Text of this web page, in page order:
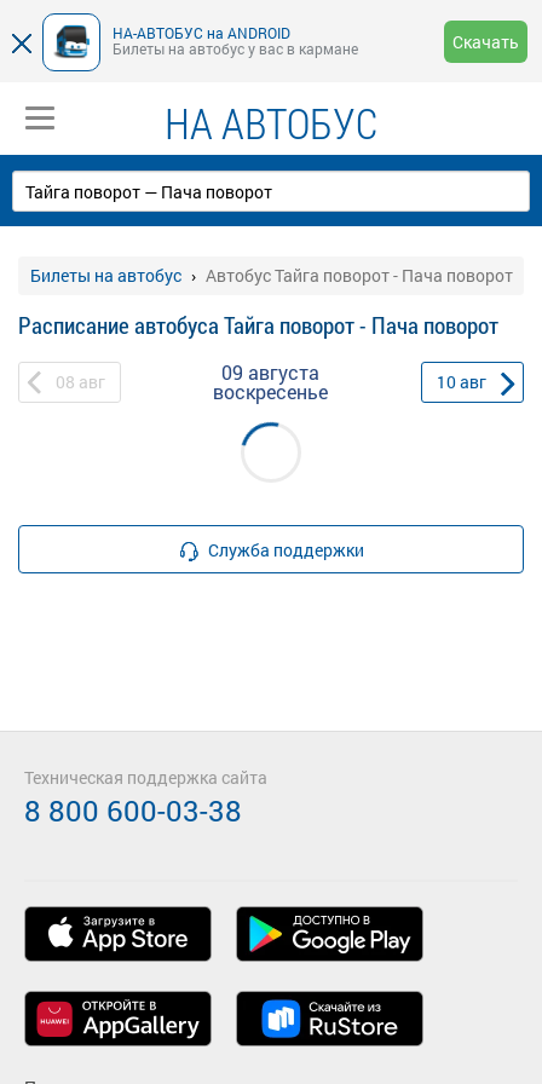
НА-АВТОБУС на ANDROID
Билеты на автобус у вас в кармане
Скачать
НА АВТОБУС
Билеты на автобус Автобус Тайга поворот - Пача поворот
Расписание автобуса Тайга поворот - Пача поворот
08 авг 09 августа
воскресенье 10авг
Служба поддержки
Техническая поддержка сайта
8 800 600-03-38